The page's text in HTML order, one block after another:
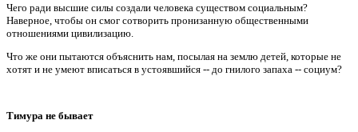
Чего ради высшие силы создали человека существом социальным?
Наверное, чтобы он смог сотворить пронизанную общественными
отношениями цивилизацию.
Что же они пытаются объяснить нам, посылая на землю детей, которые не
хотят и не умеют вписаться в устоявшийся -- до гнилого запаха -- социум?
Тимура не бывает